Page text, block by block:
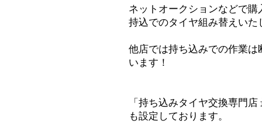
ネットオークションなどで
持込でのタイヤ組み替えいた
他店では持ち込みでの作業
います！
「持ち込みタイヤ交換専門
も設定しております。